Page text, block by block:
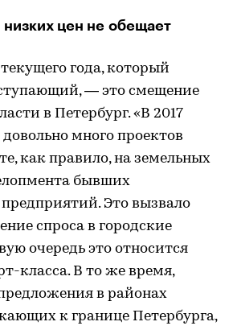
низких цен не обещает
года, который
— это смещение
в Петербург. «В 2017
довольно много проектов
как правило, на земельных
бывших
Это вызвало
спроса в городские
очередь это относится
класса. В то же время,
в районах
к границе Петербурга,